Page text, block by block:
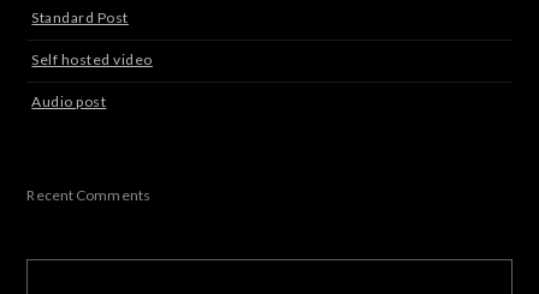
Standard Post
Self hosted video
Audio post
Recent Comments